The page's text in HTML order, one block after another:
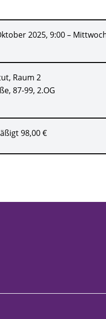
2025, 9:00 –
Raum 2
87-99, 2.OG
98,00 €